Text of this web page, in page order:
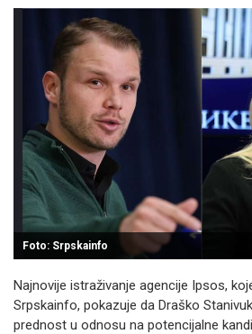
Foto: Srpskainfo
Najnovije istraživanje agencije Ipsos,
Srpskainfo, pokazuje da Draško
prednost u odnosu na potencijalne